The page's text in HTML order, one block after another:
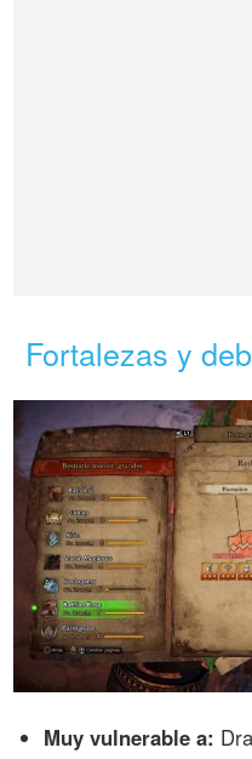
Fortalezas y
Muy vulnerable a: